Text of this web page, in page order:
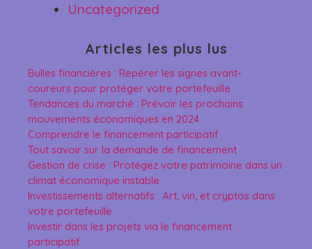
Uncategorized
Articles les plus lus
Bulles financières : Repérer les signes avant-
coureurs pour protéger votre portefeuille
Tendances du marché : Prévoir les prochains
mouvements économiques en 2024
Comprendre le financement participatif
Tout savoir sur la demande de financement
Gestion de crise : Protégez votre patrimoine dans un
climat économique instable
Investissements alternatifs : Art, vin, et cryptos dans
votre portefeuille
Investir dans les projets via le financement
participatif